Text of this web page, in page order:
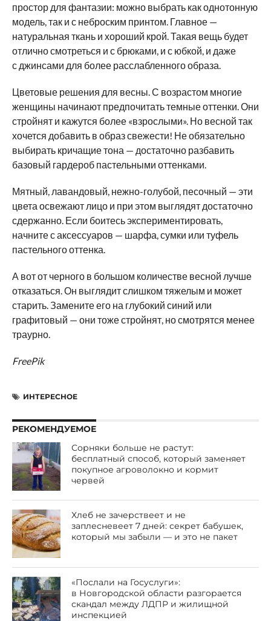
простор для фантазии: можно выбрать как однотонную
модель, так и с неброским принтом. Главное —
натуральная ткань и хороший крой. Такая вещь будет
отлично смотреться и с брюками, и с юбкой, и даже
с джинсами для более расслабленного образа.
Цветовые решения для весны. С возрастом многие
женщины начинают предпочитать темные оттенки. Они
стройнят и кажутся более «взрослыми». Но весной так
хочется добавить в образ свежести! Не обязательно
выбирать кричащие тона — достаточно разбавить
базовый гардероб пастельными оттенками.
Мятный, лавандовый, нежно-голубой, песочный — эти
цвета освежают лицо и при этом выглядят достаточно
сдержанно. Если боитесь экспериментировать,
начните с аксессуаров — шарфа, сумки или туфель
пастельного оттенка.
А вот от черного в большом количестве весной лучше
отказаться. Он выглядит слишком тяжелым и может
старить. Замените его на глубокий синий или
графитовый — они тоже стройнят, но смотрятся менее
траурно.
FreePik
ИНТЕРЕСНОЕ
РЕКОМЕНДУЕМОЕ
Сорняки больше не растут:
бесплатный способ, который заменяет
покупное агроволокно и кормит
червей
Хлеб не зачерствеет и не
заплесневеет 7 дней: секрет бабушек,
который мы забыли — и это не пакет
«Послали на Госуслуги»:
в Новгородской области разгорается
скандал между ЛДПР и жилищной
инспекцией